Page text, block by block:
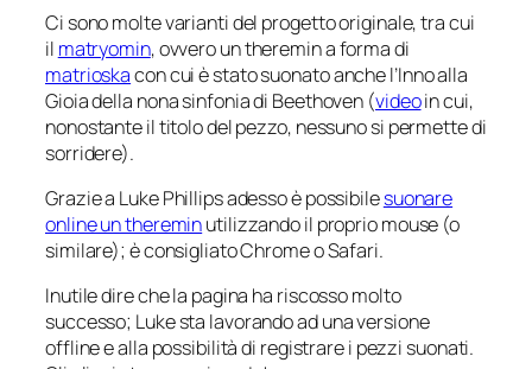
Ci sono molte varianti del progetto originale, tra cui
il matryomin, ovvero un theremin a forma di
matrioskacon cui è stato suonato anche l’Inno alla
Gioia della nona sinfonia di Beethoven (videoin cui,
nonostante il titolo del pezzo, nessuno si permette di
sorridere).
Grazie a Luke Phillips adesso è possibilesuonare
online un thereminutilizzando il proprio mouse (o
similare); è consigliato Chrome o Safari.
Inutile dire che la pagina ha riscosso molto
successo; Luke sta lavorando ad una versione
offline e alla possibilità di registrare i pezzi suonati.